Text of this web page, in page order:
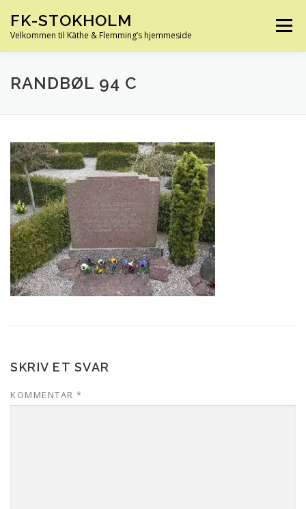
indhold
FK-STOKHOLM
Velkommen til Käthe & Flemming’s hjemmeside
Menu
HJEM OM OS HUS OG HAVE
RANDBØL 94 C
SKRIV ET SVAR
KOMMENTAR *